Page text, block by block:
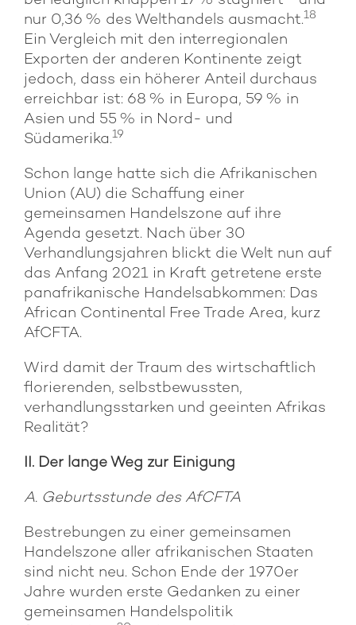
nur 0,36 % des Welthandels ausmacht.18
Ein Vergleich mit den interregionalen
Exporten der anderen Kontinente zeigt
jedoch, dass ein höherer Anteil durchaus
erreichbar ist: 68 % in Europa, 59 % in
Asien und 55 % in Nord- und
Südamerika.19
Schon lange hatte sich die Afrikanischen
Union (AU) die Schaffung einer
gemeinsamen Handelszone auf ihre
Agenda gesetzt. Nach über 30
Verhandlungsjahren blickt die Welt nun auf
das Anfang 2021 in Kraft getretene erste
panafrikanische Handelsabkommen: Das
African Continental Free Trade Area, kurz
AfCFTA.
Wird damit der Traum des wirtschaftlich
florierenden, selbstbewussten,
verhandlungsstarken und geeinten Afrikas
Realität?
II. Der lange Weg zur Einigung
A. Geburtsstunde des AfCFTA
Bestrebungen zu einer gemeinsamen
Handelszone aller afrikanischen Staaten
sind nicht neu. Schon Ende der 1970er
Jahre wurden erste Gedanken zu einer
gemeinsamen Handelspolitik